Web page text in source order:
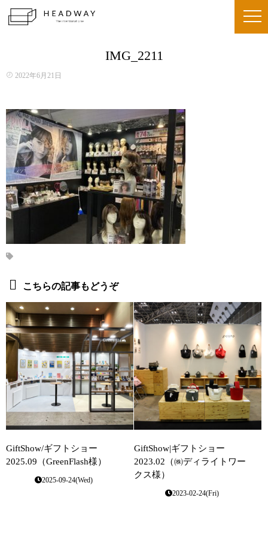
IMG_2211
2022年6月21日
こちらの記事もどうぞ
GiftShow/ギフトショー
2025.09（GreenFlash様）
2025-09-24(Wed)
GiftShow|ギフトショー
2023.02（㈱ディライトワー
クス様）
2023-02-24(Fri)